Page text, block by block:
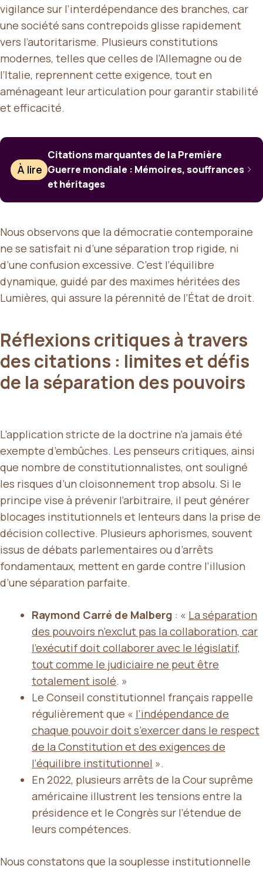
vigilance sur l’interdépendance des branches, car
une société sans contrepoids glisse rapidement
vers l’autoritarisme. Plusieurs constitutions
modernes, telles que celles de l’Allemagne ou de
l’Italie, reprennent cette exigence, tout en
aménageant leur articulation pour garantir stabilité
et efficacité.
À lire
Citations marquantes de la Première
Guerre mondiale : Mémoires, souffrances
et héritages
Nous observons que la démocratie contemporaine
ne se satisfait ni d’une séparation trop rigide, ni
d’une confusion excessive. C’est l’équilibre
dynamique, guidé par des maximes héritées des
Lumières, qui assure la pérennité de l’État de droit.
Réflexions critiques à travers
des citations : limites et défis
de la séparation des pouvoirs
L’application stricte de la doctrine n’a jamais été
exempte d’embûches. Les penseurs critiques, ainsi
que nombre de constitutionnalistes, ont souligné
les risques d’un cloisonnement trop absolu. Si le
principe vise à prévenir l’arbitraire, il peut générer
blocages institutionnels et lenteurs dans la prise de
décision collective. Plusieurs aphorismes, souvent
issus de débats parlementaires ou d’arrêts
fondamentaux, mettent en garde contre l’illusion
d’une séparation parfaite.
Raymond Carré de Malberg : « La séparation
des pouvoirs n’exclut pas la collaboration, car
l’exécutif doit collaborer avec le législatif,
tout comme le judiciaire ne peut être
totalement isolé. »
Le Conseil constitutionnel français rappelle
régulièrement que « l’indépendance de
chaque pouvoir doit s’exercer dans le respect
de la Constitution et des exigences de
l’équilibre institutionnel ».
En 2022, plusieurs arrêts de la Cour suprême
américaine illustrent les tensions entre la
présidence et le Congrès sur l’étendue de
leurs compétences.
Nous constatons que la souplesse institutionnelle